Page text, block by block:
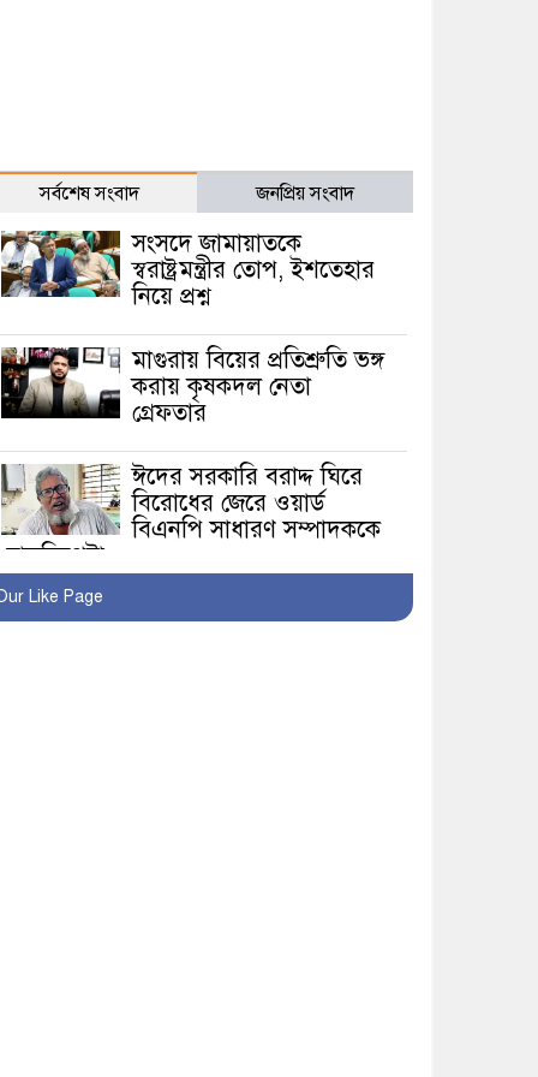
সর্বশেষ সংবাদ জনপ্রিয় সংবাদ
সংসদে জামায়াতকে
স্বরাষ্ট্রমন্ত্রীর তোপ, ইশতেহার
নিয়ে প্রশ্ন
মাগুরায় বিয়ের প্রতিশ্রুতি ভঙ্গ
করায় কৃষকদল নেতা
গ্রেফতার
ঈদের সরকারি বরাদ্দ ঘিরে
বিরোধের জেরে ওয়ার্ড
বিএনপি সাধারণ সম্পাদককে
হাতুড়িপেটা
লোভ সংবরণ করতে পারলেন
Like Page